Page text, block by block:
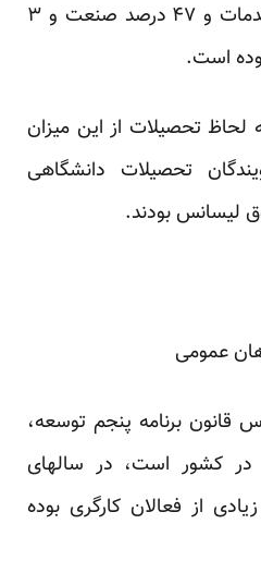
که ۵۰ درصد در بخش خدمات و ۴۷ درصد صنعت و ۳
است.
لحاظ تحصیلات از این میزان
جویندگان تحصیلات دانشگاهی
عمومی
قانون برنامه پنجم توسعه،
در کشور است، در سالهای
از فعالان کارگری بوده